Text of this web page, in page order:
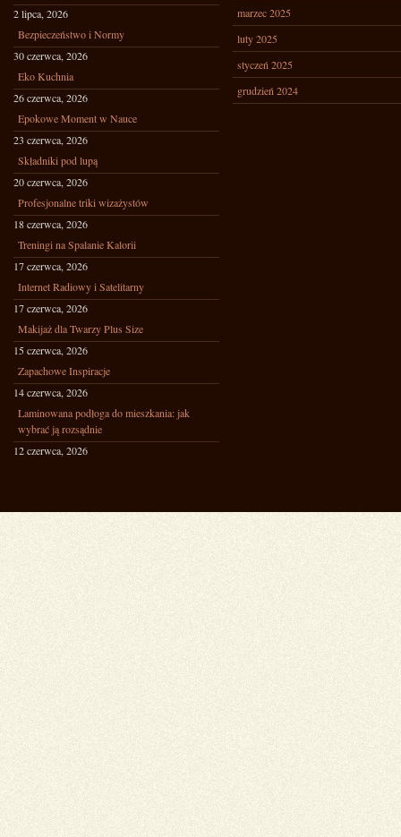
2 lipca, 2026
Bezpieczeństwo i Normy
30 czerwca, 2026
Eko Kuchnia
26 czerwca, 2026
Epokowe Moment w Nauce
23 czerwca, 2026
Składniki pod lupą
20 czerwca, 2026
Profesjonalne triki wizażystów
18 czerwca, 2026
Treningi na Spalanie Kalorii
17 czerwca, 2026
Internet Radiowy i Satelitarny
17 czerwca, 2026
Makijaż dla Twarzy Plus Size
15 czerwca, 2026
Zapachowe Inspiracje
14 czerwca, 2026
Laminowana podłoga do mieszkania: jak
wybrać ją rozsądnie
12 czerwca, 2026
marzec 2025
luty 2025
styczeń 2025
grudzień 2024